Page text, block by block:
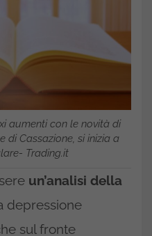
aumenti con le novità di
di Cassazione, si inizia a
Trading.it
un’analisi della
depressione
sul fronte